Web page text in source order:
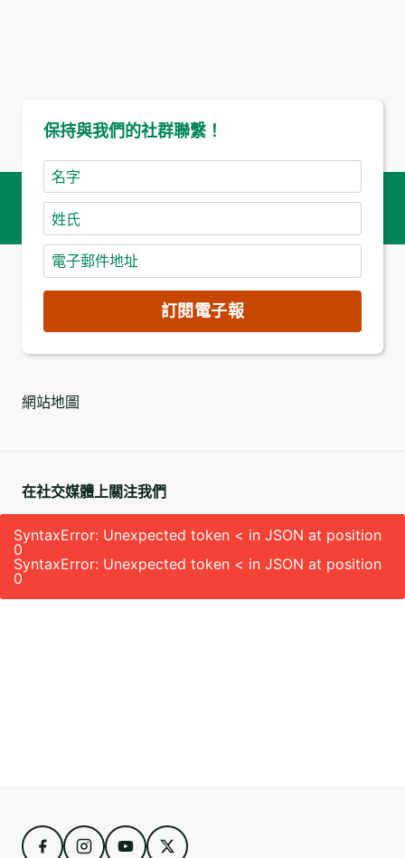
保持與我們的社群聯繫！
名
字
姓
氏
電
子
件
地
(必
訂閱電子報
網站地圖
在社交媒體上關注我們
SyntaxError: Unexpected token < in JSON at position
0
SyntaxError: Unexpected token < in JSON at position
0